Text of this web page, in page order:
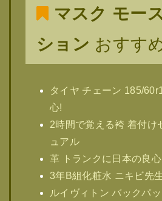
マスク モー
ション おすす
タイヤ チェーン 185/
心!
2時間で覚える袴 着付け
ュアル
革 トランクに日本の良
3年B組化粧水 ニキビ先生
ルイヴィトン バックパ